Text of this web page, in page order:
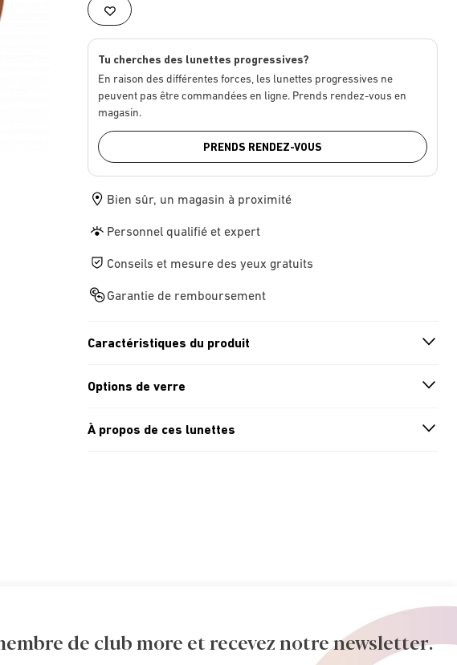
Tu cherches des lunettes progressives?
En raison des différentes forces, les lunettes progressives ne
peuvent pas être commandées en ligne. Prends rendez-vous en
magasin.
PRENDS RENDEZ-VOUS
Bien sûr, un magasin à proximité
Personnel qualifié et expert
Conseils et mesure des yeux gratuits
Garantie de remboursement
Caractéristiques du produit
Options de verre
À propos de ces lunettes
de club more et recevez notre newsletter.